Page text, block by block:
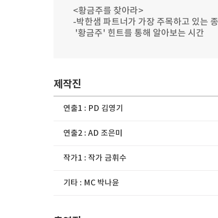
<황금주를 찾아라>
-박한샘 파트너가 가장 주목하고 있는
'황금주' 힌트를 통해 알아보는 시간
제작진
연출1 : PD 김영기
연출2 : AD 조은미
작가1 : 작가 금휘수
기타 : MC 박나윤